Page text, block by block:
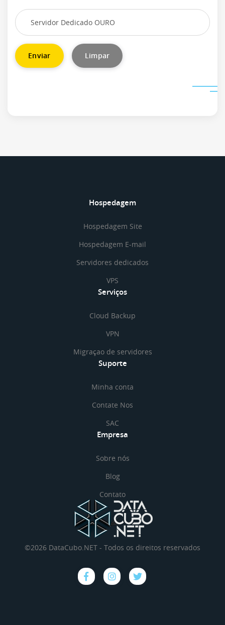
Enviar Limpar
Hospedagem
Hospedagem Site
Hospedagem E-mail
Servidores dedicados
VPS
Serviços
Cloud Backup
VPN
Migraçao de servidores
Suporte
Minha conta
Contate Nos
SAC
Empresa
Sobre nós
Blog
Contato
©2026 DataCubo.NET - Todos os direitos reservados